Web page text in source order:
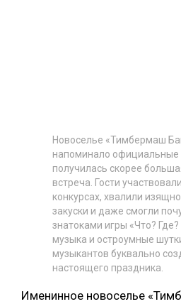
Новоселье «Тимбермаш
напоминало официальные
получилась скорее
встреча. Гости
конкурсах, хвалили
закуски и даже смогли
знатоками игры «Что?
музыка и остроумные
музыкантов буквально
настоящего праздника.
Именинное новоселье